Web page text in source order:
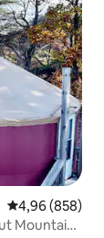
Évaluation
4,96 (858)
Mountain,